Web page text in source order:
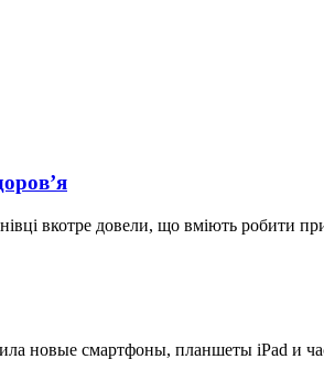
вкотре довели, що вміють робити
новые смартфоны, планшеты iPad и